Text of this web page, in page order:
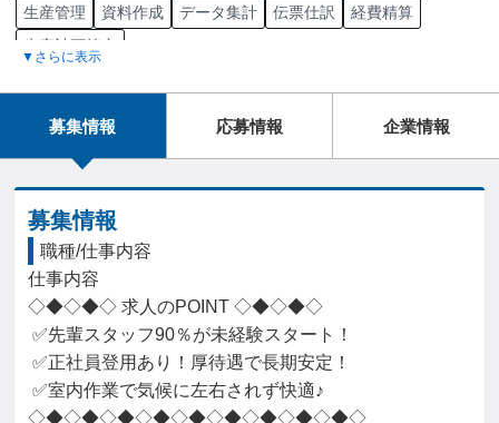
生産管理
資料作成 データ集計 伝票仕訳
経費精算
生産計画策定
▼さらに表示
募集情報 応募情報 企業情報
募集情報
職種/仕事内容
仕事内容
◇◆◇◆◇ 求人のPOINT ◇◆◇◆◇
◇◆◇◆◇◆◇◆◇◆◇◆◇◆◇◆◇◆◇